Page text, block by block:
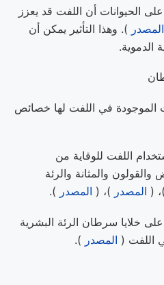
الحيوانات أن اللفت قد يعزز
المصدر ). وهذا التأثير يمكن أن
الدموية.
الموجودة في اللفت لها خصائص
اللفت للوقاية من
والمثانة والرئة
)، ( المصدر )، ( المصدر ).
خلايا سرطان الرئة البشرية
اللفت ( المصدر ).